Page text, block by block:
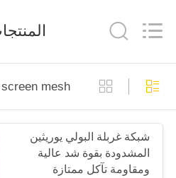
مسكن
منتجات
معلومات
LTD.
mesh
شبكة غربلة البولي يوريثين
المشدودة بقوة شد عالية
ومقاومة تآكل ممتازة